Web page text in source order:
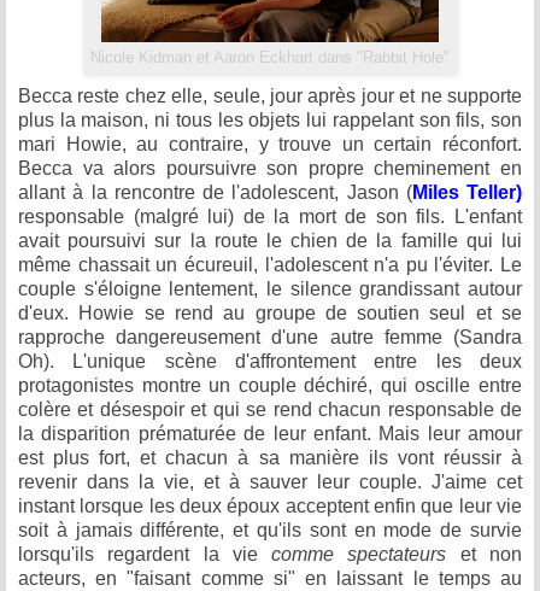
Nicole Kidman et Aaron Eckhart dans "Rabbit Hole"
Becca reste chez elle, seule, jour après jour et ne supporte
plus la maison, ni tous les objets lui rappelant son fils, son
mari Howie, au contraire, y trouve un certain réconfort.
Becca va alors poursuivre son propre cheminement en
allant à la rencontre de l'adolescent, Jason (Miles Teller)
responsable (malgré lui) de la mort de son fils. L'enfant
avait poursuivi sur la route le chien de la famille qui lui
même chassait un écureuil, l'adolescent n'a pu l'éviter. Le
couple s'éloigne lentement, le silence grandissant autour
d'eux. Howie se rend au groupe de soutien seul et se
rapproche dangereusement d'une autre femme (Sandra
Oh). L'unique scène d'affrontement entre les deux
protagonistes montre un couple déchiré, qui oscille entre
colère et désespoir et qui se rend chacun responsable de
la disparition prématurée de leur enfant. Mais leur amour
est plus fort, et chacun à sa manière ils vont réussir à
revenir dans la vie, et à sauver leur couple. J'aime cet
instant lorsque les deux époux acceptent enfin que leur vie
soit à jamais différente, et qu'ils sont en mode de survie
lorsqu'ils regardent la viecomme spectateurs et non
acteurs, en "faisant comme si" en laissant le temps au